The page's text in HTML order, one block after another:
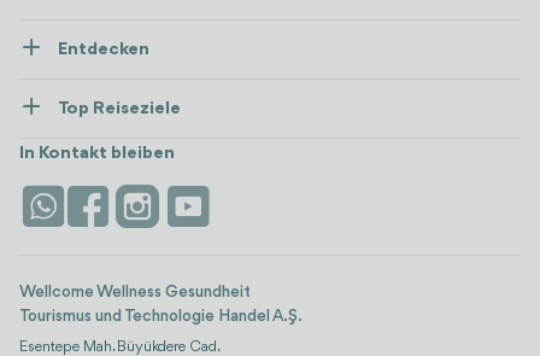
Presse
Vertrauen & Sicherheit
Kontaktieren Sie uns
Entdecken
Wellness
Unterkünfte
Attraktionen
Bewertungen
Top Reiseziele
Alle anzeigen
Istanbul
In Kontakt bleiben
Wellcome Wellness Gesundheit
Tourismus und Technologie Handel A.Ş.
Esentepe Mah. Büyükdere Cad.